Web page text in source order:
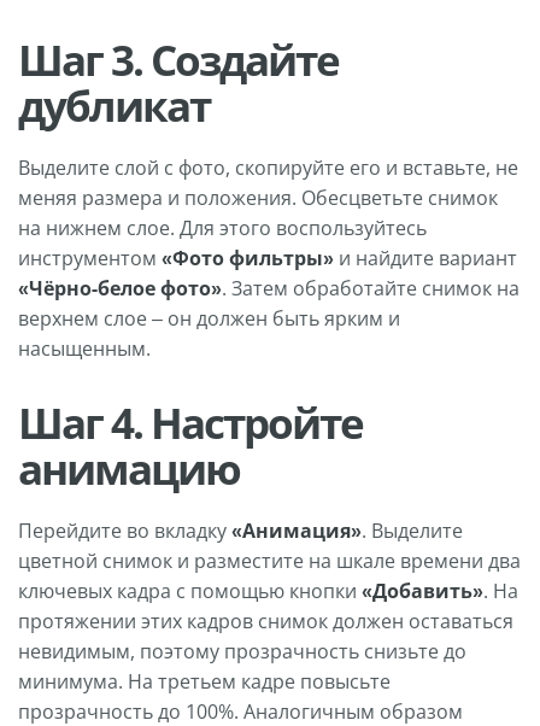
Шаг 3. Создайте
дубликат
Выделите слой с фото, скопируйте его и вставьте, не
меняя размера и положения. Обесцветьте снимок
на нижнем слое. Для этого воспользуйтесь
инструментом «Фото фильтры» и найдите вариант
«Чёрно-белое фото». Затем обработайте снимок на
верхнем слое – он должен быть ярким и
насыщенным.
Шаг 4. Настройте
анимацию
Перейдите во вкладку«Анимация». Выделите
цветной снимок и разместите на шкале времени два
ключевых кадра с помощью кнопки «Добавить». На
протяжении этих кадров снимок должен оставаться
невидимым, поэтому прозрачность снизьте до
минимума. На третьем кадре повысьте
прозрачность до 100%. Аналогичным образом